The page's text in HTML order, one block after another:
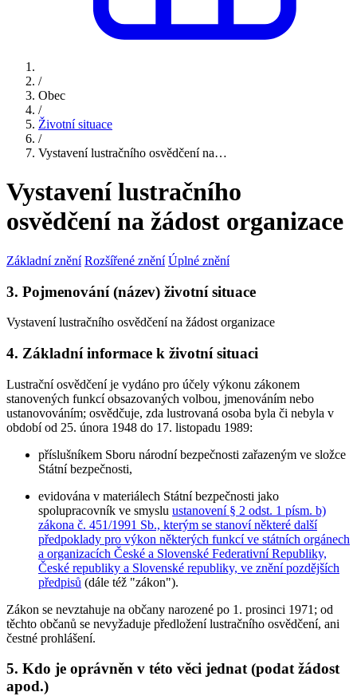
/
Obec
/
Životní situace
/
Vystavení lustračního osvědčení na…
Vystavení lustračního
osvědčení na žádost organizace
Základní znění Rozšířené znění Úplné znění
3. Pojmenování (název) životní situace
Vystavení lustračního osvědčení na žádost organizace
4. Základní informace k životní situaci
Lustrační osvědčení je vydáno pro účely výkonu zákonem
stanovených funkcí obsazovaných volbou, jmenováním nebo
ustanovováním; osvědčuje, zda lustrovaná osoba byla či nebyla v
období od 25. února 1948 do 17. listopadu 1989:
příslušníkem Sboru národní bezpečnosti zařazeným ve složce
Státní bezpečnosti,
evidována v materiálech Státní bezpečnosti jako
spolupracovník ve smyslu ustanovení § 2 odst. 1 písm. b)
zákona č. 451/1991 Sb., kterým se stanoví některé další
předpoklady pro výkon některých funkcí ve státních orgánech
a organizacích České a Slovenské Federativní Republiky,
České republiky a Slovenské republiky, ve znění pozdějších
předpisů (dále též "zákon").
Zákon se nevztahuje na občany narozené po 1. prosinci 1971; od
těchto občanů se nevyžaduje předložení lustračního osvědčení, ani
čestné prohlášení.
5. Kdo je oprávněn v této věci jednat (podat žádost
apod.)